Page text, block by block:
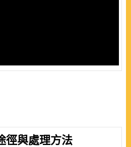
徑與處理方法